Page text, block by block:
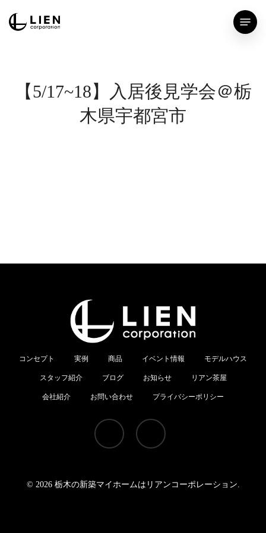
Menu
【5/17~18】入居後見学会＠栃
木県宇都宮市
コンセプト 実例 商品 イベント情報 モデルハウス
スタッフ紹介 ブログ お知らせ リアン茶屋
会社紹介 お問い合わせ プライバシーポリシー
youtube instagram
© 2026 栃木の新築マイホームはリアンコーポレーション.